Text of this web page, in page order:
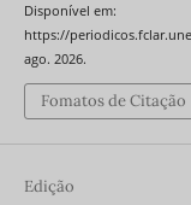
Disponível em:
https://
ago. 2026.
Fomatos de Citação
Edição